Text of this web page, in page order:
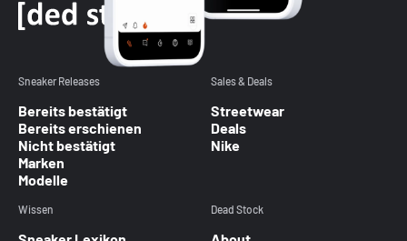
Sneaker Releases
Bereits bestätigt
Bereits erschienen
Nicht bestätigt
Marken
Modelle
Sales & Deals
Streetwear
Deals
Nike
Wissen Dead Stock